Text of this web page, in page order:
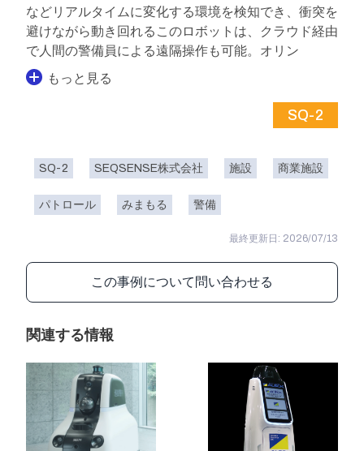
などリアルタイムに変化する環境を検知でき、衝突を
避けながら動き回れるこのロボットは、クラウド経由
で人間の警備員による遠隔操作も可能。オリン
もっと見る
SQ-2
SQ-2 SEQSENSE株式会社 施設 商業施設
パトロール みまもる 警備
最終更新日: 2026/07/13
この事例について問い合わせる
関連する情報